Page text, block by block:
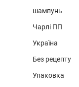
шампунь
Чарлі ПП
Україна
Без рецепту
Упаковка